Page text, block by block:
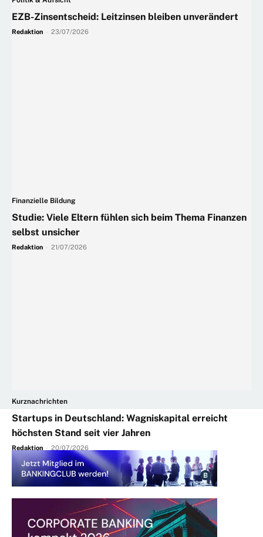
EZB-Zinsentscheid: Leitzinsen bleiben unverändert
Redaktion 23/07/2026
Finanzielle Bildung
Studie: Viele Eltern fühlen sich beim Thema Finanzen
selbst unsicher
Redaktion 21/07/2026
Kurznachrichten
Startups in Deutschland: Wagniskapital erreicht
höchsten Stand seit vier Jahren
Redaktion - 20/07/2026